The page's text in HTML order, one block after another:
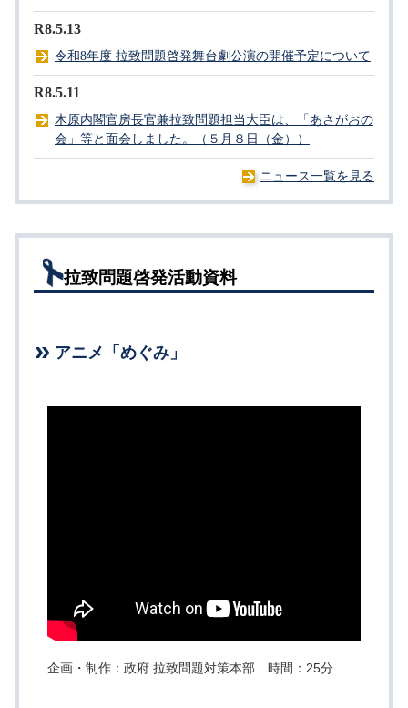
R8.5.13
令和8年度 拉致問題啓発舞台劇公演の開催予定について
R8.5.11
木原内閣官房長官兼拉致問題担当大臣は、「あさがおの
会」等と面会しました。（５月８日（金））
ニュース一覧を見る
拉致問題啓発活動資料
アニメ「めぐみ」
企画・制作：政府 拉致問題対策本部 時間：25分